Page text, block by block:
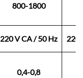
800-1800
220 V CA / 50 Hz 220
0,4-0,8